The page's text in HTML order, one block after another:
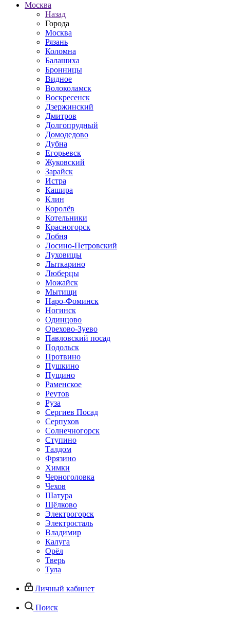
Москва
Назад
Города
Москва
Рязань
Коломна
Балашиха
Бронницы
Видное
Волоколамск
Воскресенск
Дзержинский
Дмитров
Долгопрудный
Домодедово
Дубна
Егорьевск
Жуковский
Зарайск
Истра
Кашира
Клин
Королёв
Котельники
Красногорск
Лобня
Лосино-Петровский
Луховицы
Лыткарино
Люберцы
Можайск
Мытищи
Наро-Фоминск
Ногинск
Одинцово
Орехово-Зуево
Павловский посад
Подольск
Протвино
Пушкино
Пущино
Раменское
Реутов
Руза
Сергиев Посад
Серпухов
Солнечногорск
Ступино
Талдом
Фрязино
Химки
Черноголовка
Чехов
Шатура
Щёлково
Электрогорск
Электросталь
Владимир
Калуга
Орёл
Тверь
Тула
Личный кабинет
Поиск